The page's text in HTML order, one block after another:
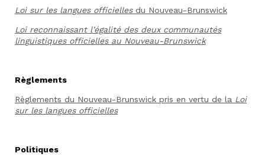
Loi sur les langues officiellesdu Nouveau-Brunswick
Loi reconnaissant l’égalité des deux communautés
linguistiques officielles au Nouveau-Brunswick
Règlements
Règlements du Nouveau-Brunswick pris en vertu de la Loi
sur les langues officielles
Politiques